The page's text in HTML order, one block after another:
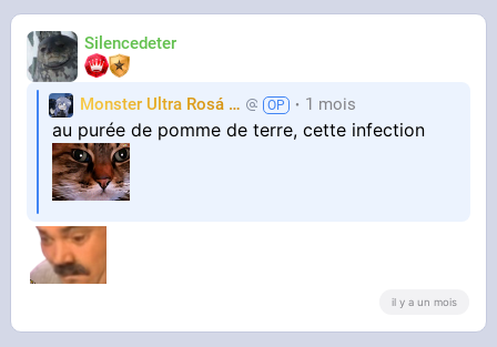
Silencedeter
Monster Ultra Rosá
❤️ KheyFinito1 mois
au purée de pomme de terre, cette infection
il y a un mois